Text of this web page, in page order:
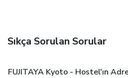
Sıkça Sorulan Sorular
FUJITAYA Kyoto - Hostel'ın